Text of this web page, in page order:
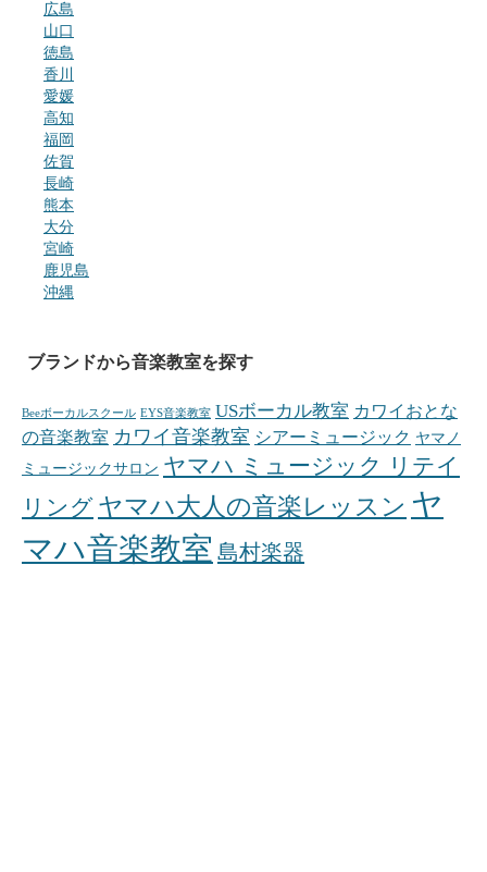
広島
山口
徳島
香川
愛媛
高知
福岡
佐賀
長崎
熊本
大分
宮崎
鹿児島
沖縄
ブランドから音楽教室を探す
Beeボーカルスクール EYS音楽教室 USボーカル教室 カワイおとな
の音楽教室 カワイ音楽教室 シアーミュージック ヤマノ
ミュージックサロン ヤマハ ミュージック リテイ
リング ヤマハ大人の音楽レッスン ヤ
マハ音楽教室 島村楽器